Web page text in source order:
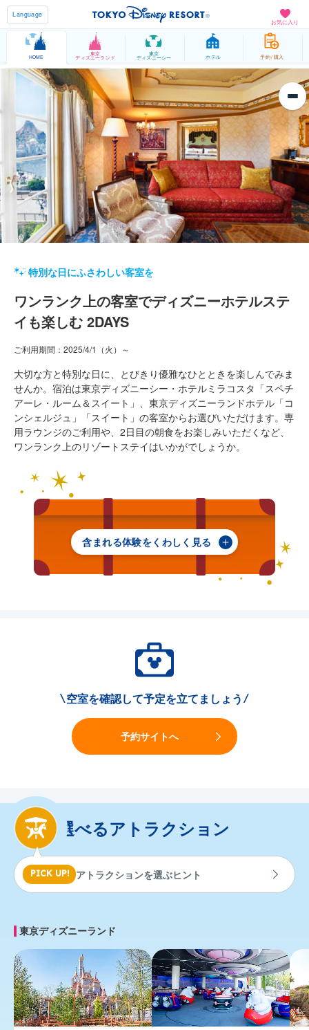
お気に入り
Language
HOME
東京
ディズニーランド
東京
ディズニーシー ホテル 予約 / 購入
TOP
バケーションパッケージとは？
Your Story
プラン一覧
よくあるご質問
Plan Finder
あなたにぴったりなプランを
\ /
予約サイトへ
旅行条件書（取引条件書）未成年の旅行参加に関する同意書
特別な日にふさわしい客室を
ワンランク上の客室でディズニーホテルステ
イも楽しむ 2DAYS
ご利用期間：2025/4/1（火）～
大切な方と特別な日に、とびきり優雅なひとときを楽しんでみま
せんか。宿泊は東京ディズニーシー・ホテルミラコスタ「スペチ
アーレ・ルーム＆スイート」、東京ディズニーランドホテル「コ
ンシェルジュ」「スイート」の客室からお選びいただけます。専
用ラウンジのご利用や、2日目の朝食をお楽しみいただくなど、
ワンランク上のリゾートステイはいかがでしょうか。
パークチケット
1枚
アトラクション利用券
東京ディズニーシー 3枚
選べるアトラクションを見る
東京ディズニーシー
選べるパレード/ショーを見る
※ホテルレストランは1予約あたりに付帯する枚数で
※2日目の朝食は必須となります。
選べるレストランを見る
含まれる体験をくわしく見る
\空室を確認して予定を立てましょう /
予約サイトへ
選べるアトラクション
PICK UP! アトラクションを選ぶヒント
東京ディズニーランド